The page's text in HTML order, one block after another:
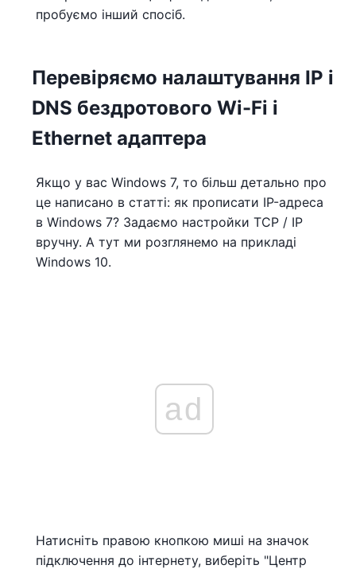
пробуємо інший спосіб.
Перевіряємо налаштування IP і
DNS бездротового Wi-Fi і
Ethernet адаптера
Якщо у вас Windows 7, то більш детально про
це написано в статті: як прописати IP-адреса
в Windows 7? Задаємо настройки TCP / IP
вручну. А тут ми розглянемо на прикладі
Windows 10.
ad
Натисніть правою кнопкою миші на значок
підключення до інтернету, виберіть "Центр